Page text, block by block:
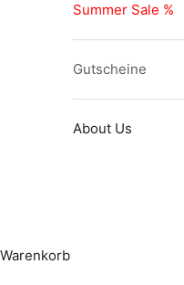
Summer Sale %
Gutscheine
About Us
Warenkorb